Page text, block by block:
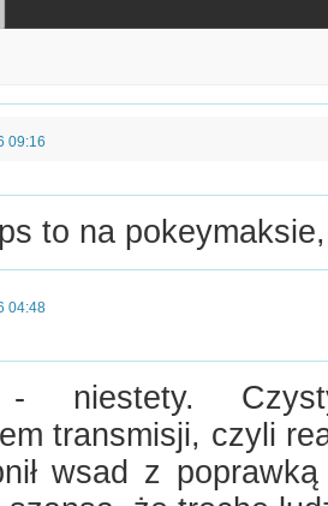
09:16
to na
04:48
- niestety.
transmisji, czyli
wsad z